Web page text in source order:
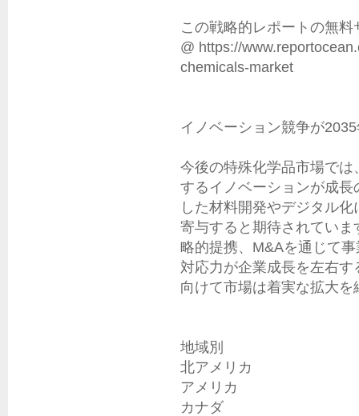
この戦略的レポートの無
@ https://
chemicals-market
イノベーション競争が
今後の特殊化学品市場で
するイノベーションが成
した材料開発やデジタル
寄与すると期待されてい
略的提携、M&Aを通じて
対応力が企業成長を左右
向けて市場は着実な拡大
地域別
北アメリカ
アメリカ
カナダ